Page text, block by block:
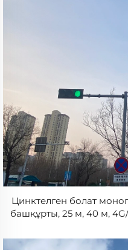
Цинктелген болат
башқұрты, 25 м, 40 м,